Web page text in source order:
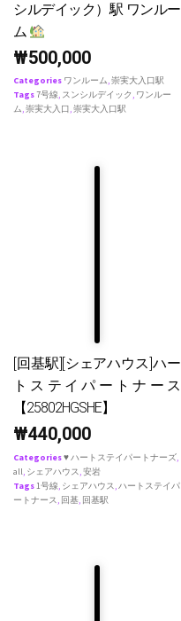
シルデイック）駅 ワンルー
ム
₩500,000
Categories ワンルーム,崇実大入口駅
Tags7号線, スンシルデイック , ワンルー
ム,崇実大入口,崇実大入口駅
[回基駅][シェアハウス]ハー
トステイパートナース
【25802HGSHE】
₩440,000
Categories♥ ハートステイパートナーズ,
all, シェアハウス,安岩
Tags1号線, シェアハウス,ハートステイパ
ートナース, 回基, 回基駅